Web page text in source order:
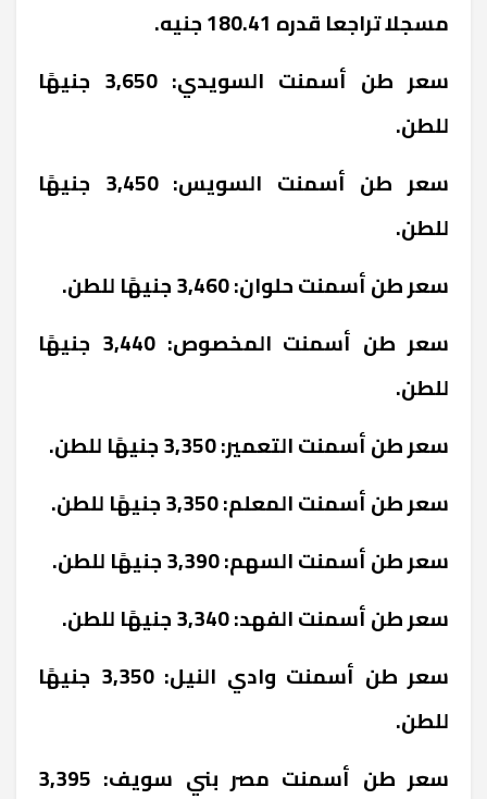
مسجلا تراجعا قدره 180.41 جنيه.
سعر طن أسمنت السويدي: 3,650 جنيهًا
للطن.
سعر طن أسمنت السويس: 3,450 جنيهًا
للطن.
سعر طن أسمنت حلوان: 3,460 جنيهًا للطن.
سعر طن أسمنت المخصوص: 3,440 جنيهًا
للطن.
سعر طن أسمنت التعمير: 3,350 جنيهًا للطن.
سعر طن أسمنت المعلم: 3,350 جنيهًا للطن.
سعر طن أسمنت السهم: 3,390 جنيهًا للطن.
سعر طن أسمنت الفهد: 3,340 جنيهًا للطن.
سعر طن أسمنت وادي النيل: 3,350 جنيهًا
للطن.
سعر طن أسمنت مصر بني سويف: 3,395